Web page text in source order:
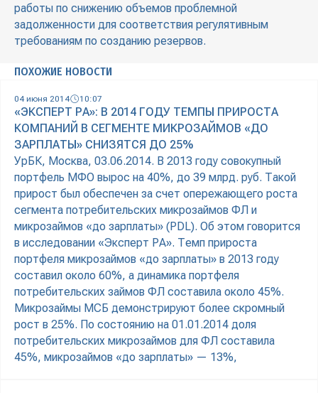
работы по снижению объемов проблемной
задолженности для соответствия регулятивным
требованиям по созданию резервов.
ПОХОЖИЕ НОВОСТИ
04 июня 2014 10:07
«ЭКСПЕРТ РА»: В 2014 ГОДУ ТЕМПЫ ПРИРОСТА
КОМПАНИЙ В СЕГМЕНТЕ МИКРОЗАЙМОВ «ДО
ЗАРПЛАТЫ» СНИЗЯТСЯ ДО 25%
УрБК, Москва, 03.06.2014. В 2013 году совокупный
портфель МФО вырос на 40%, до 39 млрд. руб. Такой
прирост был обеспечен за счет опережающего роста
сегмента потребительских микрозаймов ФЛ и
микрозаймов «до зарплаты» (PDL). Об этом говорится
в исследовании «Эксперт РА». Темп прироста
портфеля микрозаймов «до зарплаты» в 2013 году
составил около 60%, а динамика портфеля
потребительских займов ФЛ составила около 45%.
Микрозаймы МСБ демонстрируют более скромный
рост в 25%. По состоянию на 01.01.2014 доля
потребительских микрозаймов для ФЛ составила
45%, микрозаймов «до зарплаты» — 13%,